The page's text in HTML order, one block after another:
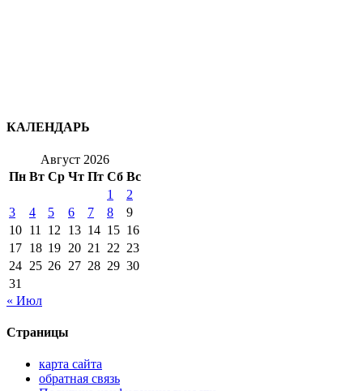
КАЛЕНДАРЬ
Август 2026
Пн Вт Ср Чт Пт Сб Вс
1
2
3
4 5 6 7 8
9
10 11 12 13 14 15 16
17 18 19 20 21 22 23
24 25 26 27 28 29 30
31
« Июл
Страницы
карта сайта
обратная связь